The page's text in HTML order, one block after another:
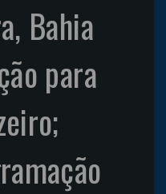
Bahia
para